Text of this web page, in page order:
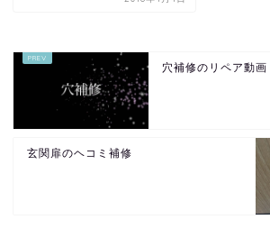
穴補修のリペア動画
玄関扉のヘコミ補修